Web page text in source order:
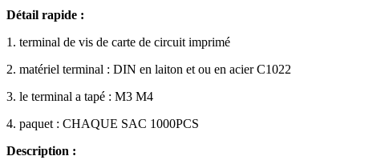
Détail rapide :
1. terminal de vis de carte de circuit imprimé
2. matériel terminal : DIN en laiton et ou en acier C1022
3. le terminal a tapé : M3 M4
4. paquet : CHAQUE SAC 1000PCS
Description :